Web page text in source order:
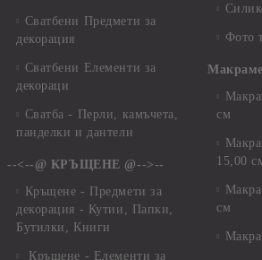
Сватбени Предмети за
декорация
Сватбени Елементи за
декораци
Сватба - Перли, камъчета,
панделки и дантели
--<--@ КРЪЩЕНЕ @-->--
Кръщене - Предмети за
декорация - Кутии, Папки,
Бутилки, Книги
Кръщене - Елементи за
Фото
Макраме
см
15,00
см